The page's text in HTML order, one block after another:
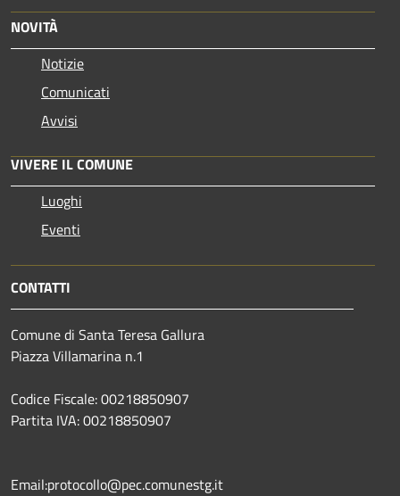
NOVITÀ
Notizie
Comunicati
Avvisi
VIVERE IL COMUNE
Luoghi
Eventi
CONTATTI
Comune di Santa Teresa Gallura
Piazza Villamarina n.1
Codice Fiscale: 00218850907
Partita IVA: 00218850907
Email:protocollo@pec.comunestg.it